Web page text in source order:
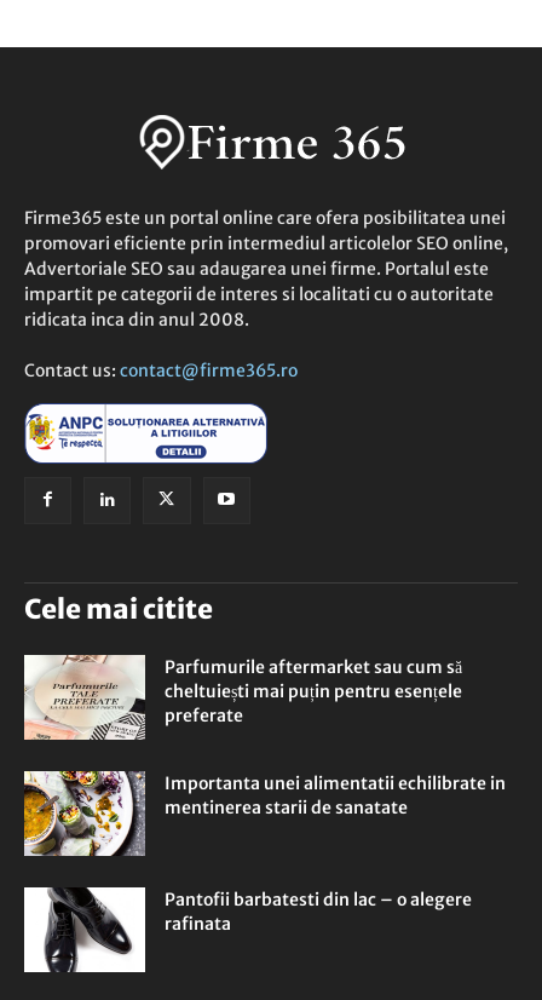
Firme365 este un portal online care ofera posibilitatea unei
promovari eficiente prin intermediul articolelor SEO online,
Advertoriale SEO sau adaugarea unei firme. Portalul este
impartit pe categorii de interes si localitati cu o autoritate
ridicata inca din anul 2008.
Contact us: contact@firme365.ro
Cele mai citite
Parfumurile aftermarket sau cum să
cheltuiești mai puțin pentru esențele
preferate
Importanta unei alimentatii echilibrate in
mentinerea starii de sanatate
Pantofii barbatesti din lac – o alegere
rafinata